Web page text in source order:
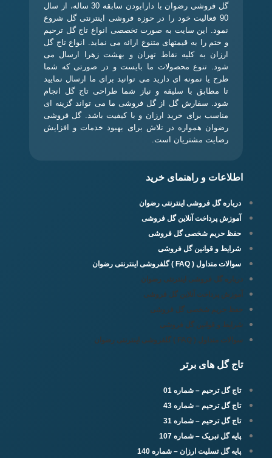
گل فروشی رضوان با دارابودن سابقه 30 ساله، از سال
90 فعالیت خود را در حوزه فروشی اینترنتی گل شروع
نمود. این سایت به صورت تخصصی انواع تاج گل ترحیم
و ختم را به قیمتهای متنوع ارائه می نماید. انواع تاج گل
ارزان به کلیه نقاط تهران و بهشت زهرا ارسال می
شود. تنوع محصولات ما بایست و در صورتی که شما
طرح یا نمونه ای دارید می توانید برای ما ارسال نمایید
تا مطابق با سلیقه و نیاز شما طراحی تاج گل انجام
شود. سفارش گل از گل فروشی ما می تواند گزینه ای
مناسب برای خرید ارزان و با کیفیت باشد. گل فروشی
رضوان همواره در تلاش برای بهبود خدمات و افزایش
رضایت مشتریان است.
اطلاعات و راهنمای خرید
درباره گل فروشی اینترنتی رضوان
آموزش پرداخت آنلاین گل فروشی
حفظ حریم شخصی گل فروشی
شرایط و قوانین گل فروشی
سوالات متداول ( FAQ ) گلفروشی اینترنتی رضوان
درباره گل فروشی اینترنتی رضوان
آموزش پرداخت آنلاین گل فروشی
حفظ حریم شخصی گل فروشی
شرایط و قوانین گل فروشی
سوالات متداول ( FAQ ) گلفروشی اینترنتی رضوان
تاج گل های برتر
تاج گل ترحیم – شماره 01
تاج گل ترحیم – شماره 43
تاج گل ترحیم – شماره 31
پایه گل تبریک – شماره 107
پایه گل تسلیت ارزان – شماره 140